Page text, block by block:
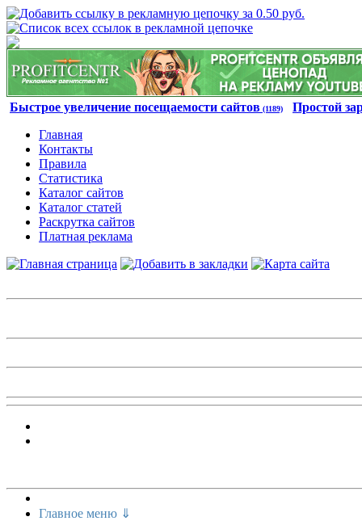
Быстрое увеличение посещаемости сайтов (1189) Простой
Главная
Контакты
Правила
Статистика
Каталог сайтов
Каталог статей
Раскрутка сайтов
Платная реклама
Главное меню ⇓